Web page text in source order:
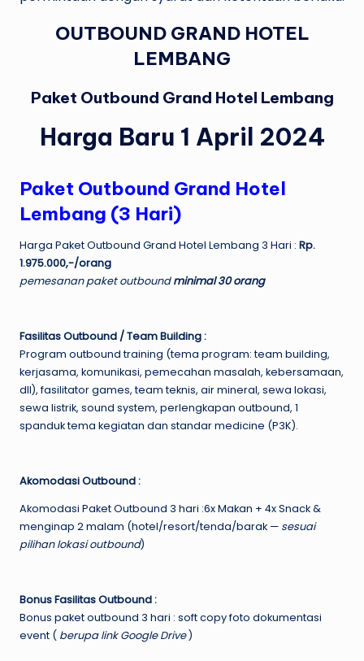
OUTBOUND GRAND HOTEL
LEMBANG
Paket Outbound Grand Hotel Lembang
Harga Baru 1 April 2024
Paket Outbound Grand Hotel
Lembang (3 Hari)
Harga Paket Outbound Grand Hotel Lembang 3 Hari : Rp.
1.975.000,-/orang
pemesanan paket outboundminimal 30 orang
Fasilitas Outbound / Team Building :
Program outbound training (tema program: team building,
kerjasama, komunikasi, pemecahan masalah, kebersamaan,
dll), fasilitator games, team teknis, air mineral, sewa lokasi,
sewa listrik, sound system, perlengkapan outbound, 1
spanduk tema kegiatan dan standar medicine (P3K).
Akomodasi Outbound :
Akomodasi Paket Outbound 3 hari :6x Makan + 4x Snack &
menginap 2 malam (hotel/resort/tenda/barak — sesuai
pilihan lokasi outbound)
Bonus Fasilitas Outbound :
Bonus paket outbound 3 hari : soft copy foto dokumentasi
event ( berupa link Google Drive)